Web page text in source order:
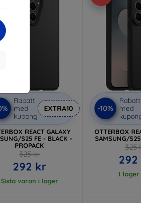
Rabatt
med
kupong
EXTRA10
REACT GALAXY
S25 FE - BLACK -
PROPACK
325 kr
292 kr
Sista varan i lager
-10%
Rabatt
med
OTTERBOX
SAMSUNG/
325
I lager